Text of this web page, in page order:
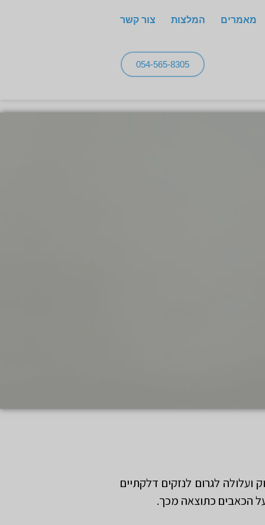
מאמרים המלצות צור קשר
054-565-8305
ועלולה לגרום לנזקים דלקתיים
הכאבים כתוצאה מכך.